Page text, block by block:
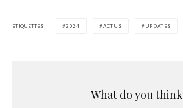
ÉTIQUETTES 2024 ACTUS UPDATES
What do you think